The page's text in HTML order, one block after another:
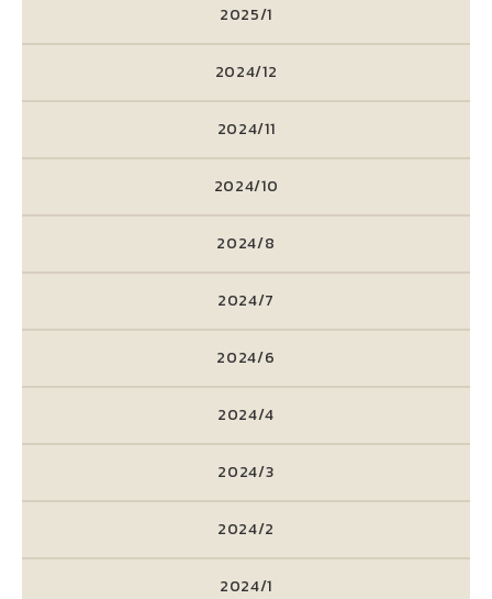
2025/1
2024/12
2024/11
2024/10
2024/8
2024/7
2024/6
2024/4
2024/3
2024/2
2024/1